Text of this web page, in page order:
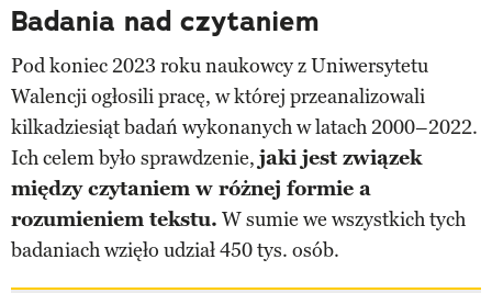
Badania nad czytaniem
Pod koniec 2023 roku naukowcy z Uniwersytetu
Walencji ogłosili pracę, w której przeanalizowali
kilkadziesiąt badań wykonanych w latach 2000–2022.
Ich celem było sprawdzenie, jaki jest związek
między czytaniem w różnej formie a
rozumieniem tekstu. W sumie we wszystkich tych
badaniach wzięło udział 450 tys. osób.